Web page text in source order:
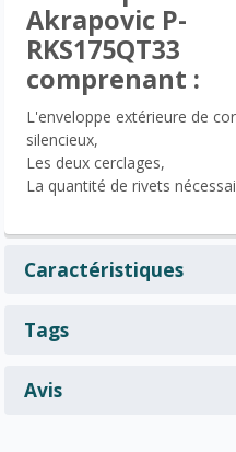
Akrapovic P-
RKS175QT33
comprenant :
L'enveloppe extérieure de
silencieux,
Les deux cerclages,
La quantité de rivets
Caractéristiques
Tags
Avis